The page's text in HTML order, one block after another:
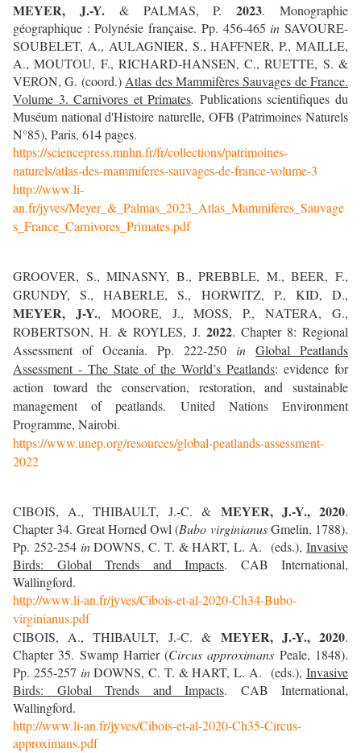
MEYER, J.-Y. & PALMAS, P.2023. Monographie
géographique : Polynésie française. Pp. 456-465 in SAVOURE-
SOUBELET, A., AULAGNIER, S., HAFFNER, P., MAILLE,
A., MOUTOU, F., RICHARD-HANSEN, C., RUETTE, S. &
VERON, G. (coord.) Atlas des Mammifères Sauvages de France.
Volume 3. Carnivores et Primates. Publications scientifiques du
Muséum national d'Histoire naturelle, OFB (Patrimoines Naturels
N°85), Paris, 614 pages.
https://sciencepress.mnhn.fr/fr/collections/patrimoines-
naturels/atlas-des-mammiferes-sauvages-de-france-volume-3
http://www.li-
an.fr/jyves/Meyer_&_Palmas_2023_Atlas_Mammiferes_Sauvage
s_France_Carnivores_Primates.pdf
GROOVER, S., MINASNY, B., PREBBLE, M., BEER, F.,
GRUNDY, S., HABERLE, S., HORWITZ, P., KID, D.,
MEYER, J-Y., MOORE, J.,
MOSS, P., NATERA, G.,
ROBERTSON, H. & ROYLES, J. 2022. Chapter 8: Regional
Assessment of Oceania. Pp. 222-250 in Global Peatlands
Assessment - The State of the World’s Peatlands: evidence for
action toward the conservation, restoration, and sustainable
management of peatlands. United Nations Environment
Programme, Nairobi.
https://www.unep.org/resources/global-peatlands-assessment-
2022
CIBOIS, A., THIBAULT, J.-C.&MEYER, J.-Y.,2020.
Chapter 34. Great Horned Owl (Bubo virginianusGmelin, 1788).
Pp. 252-254inDOWNS, C. T. & HART, L. A. (eds.), Invasive
Birds: Global Trends and Impacts. CAB International,
Wallingford.
http://www.li-an.fr/jyves/Cibois-et-al-2020-Ch34-Bubo-
virginianus.pdf
CIBOIS, A., THIBAULT, J.-C.&MEYER, J.-Y., 2020.
Chapter 35. Swamp Harrier (Circus approximans Peale, 1848).
Pp. 255-257 inDOWNS, C. T. & HART, L. A. (eds.), Invasive
Birds: Global Trends and Impacts. CAB International,
Wallingford.
http://www.li-an.fr/jyves/Cibois-et-al-2020-Ch35-Circus-
approximans.pdf